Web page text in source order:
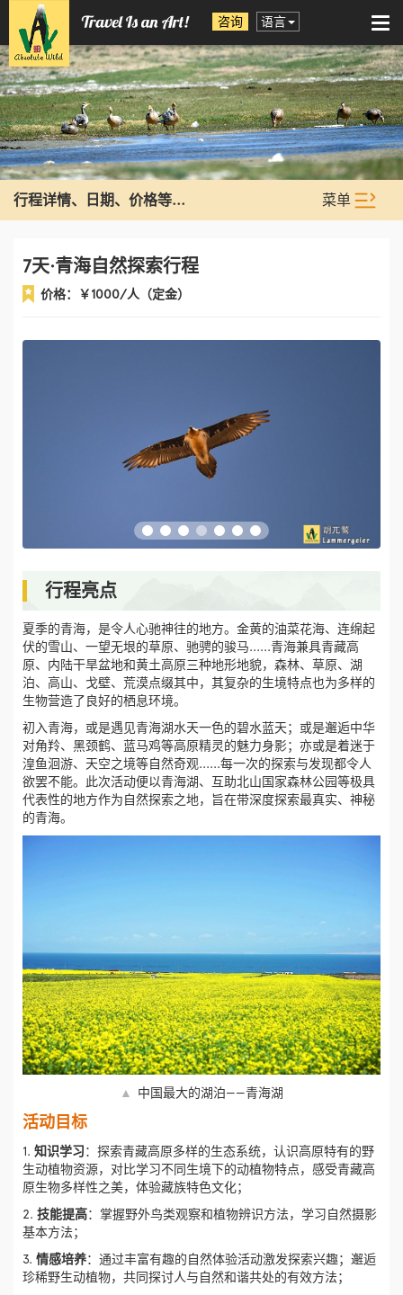
咨询 语言
行程详情、日期、价格等... 菜单
7天·青海自然探索行程
价格：￥​1000/人（定金）
行程亮点
夏季的青海，是令人心驰神往的地方。金黄的油菜花海、连绵起
伏的雪山、一望无垠的草原、驰骋的骏马......青海兼具青藏高
原、内陆干旱盆地和黄土高原三种地形地貌，森林、草原、湖
泊、高山、戈壁、荒漠点缀其中，其复杂的生境特点也为多样的
生物营造了良好的栖息环境。
初入青海，或是遇见青海湖水天一色的碧水蓝天；或是邂逅中华
对角羚、黑颈鹤、蓝马鸡等高原精灵的魅力身影；亦或是着迷于
湟鱼洄游、天空之境等自然奇观......每一次的探索与发现都令人
欲罢不能。此次活动便以青海湖、互助北山国家森林公园等极具
代表性的地方作为自然探索之地，旨在带深度探索最真实、神秘
的青海。
▲ 中国最大的湖泊——青海湖
活动目标
1. 知识学习：探索青藏高原多样的生态系统，认识高原特有的野
生动植物资源，对比学习不同生境下的动植物特点，感受青藏高
原生物多样性之美，体验藏族特色文化；
2. 技能提高：掌握野外鸟类观察和植物辨识方法，学习自然摄影
基本方法；
3. 情感培养：通过丰富有趣的自然体验活动激发探索兴趣；邂逅
珍稀野生动植物，共同探讨人与自然和谐共处的有效方法；